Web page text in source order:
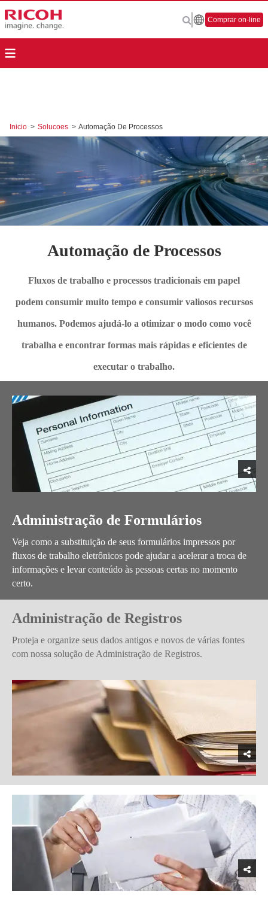
Comprar on-line
Inicio > Solucoes > Automação De Processos
Automação de Processos
Fluxos de trabalho e processos tradicionais em papel
podem consumir muito tempo e consumir valiosos recursos
humanos. Podemos ajudá-lo a otimizar o modo como você
trabalha e encontrar formas mais rápidas e eficientes de
executar o trabalho.
Administração de Formulários
Veja como a substituição de seus formulários impressos por
fluxos de trabalho eletrônicos pode ajudar a acelerar a troca de
informações e levar conteúdo às pessoas certas no momento
certo.
Administração de Registros
Proteja e organize seus dados antigos e novos de várias fontes
com nossa solução de Administração de Registros.